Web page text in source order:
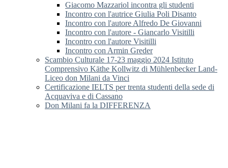
Giacomo Mazzariol incontra gli studenti
Incontro con l'autrice Giulia Poli Disanto
Incontro con l'autore Alfredo De Giovanni
Incontro con l'autore - Giancarlo Visitilli
Incontro con l'autore Visitilli
Incontro con Armin Greder
Scambio Culturale 17-23 maggio 2024 Istituto
Comprensivo Käthe Kollwitz di Mühlenbecker Land-
Liceo don Milani da Vinci
Certificazione IELTS per trenta studenti della sede di
Acquaviva e di Cassano
Don Milani fa la DIFFERENZA